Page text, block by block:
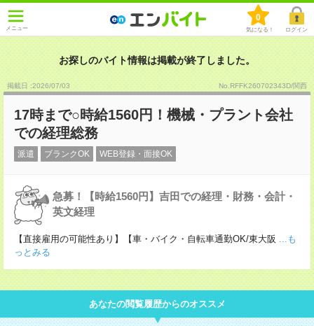
メニュー
0
気になる！ ログイン
お探しのバイト情報は掲載が終了しました。
掲載日 :2026/07/03 No.RFFK260702343D/関西
17時まで○時給1560円！機械・プラント会社
での経理総務
派遣 ブランクOK WEB登録・面接OK
急募！【時給1560円】吉田での経理・財務・会計・
英文経理
【直接雇用の可能性あり】【車・バイク・自転車通勤OK/東大阪 ...も
っとみる
あなたの閲覧履歴からのオススメ